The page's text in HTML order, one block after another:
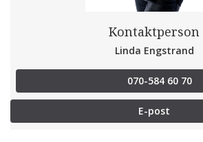
Kontaktperson
Linda Engstrand
070-584 60 70
E-post